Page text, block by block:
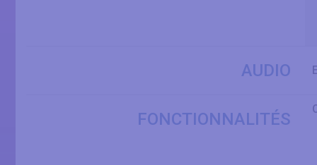
AUDIO
FONCTIONNALITÉS